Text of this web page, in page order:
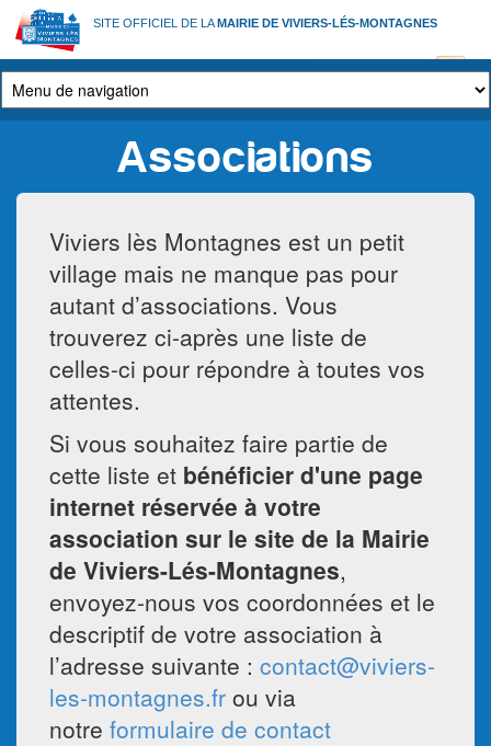
Aller
au
contenu
principal
SITE OFFICIEL DE LAMAIRIE DE VIVIERS-LÉS-MONTAGNES
Associations
Viviers lès Montagnes est un petit
village mais ne manque pas pour
autant d’associations. Vous
trouverez ci-après une liste de
celles-ci pour répondre à toutes vos
attentes.
Si vous souhaitez faire partie de
cette liste et bénéficier d'une page
internet réservée à votre
association sur le site de la Mairie
de Viviers-Lés-Montagnes,
envoyez-nous vos coordonnées et le
descriptif de votre association à
l’adresse suivante : contact@viviers-
les-montagnes.fr ou via
notre formulaire de contact